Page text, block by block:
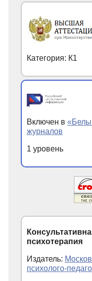
Категория: К1
Включен в
журналов
1 уровень
психотерапия
Издатель:
психолого-